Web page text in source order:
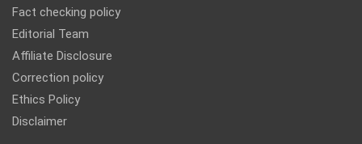
Fact checking policy
Editorial Team
Affiliate Disclosure
Correction policy
Ethics Policy
Disclaimer